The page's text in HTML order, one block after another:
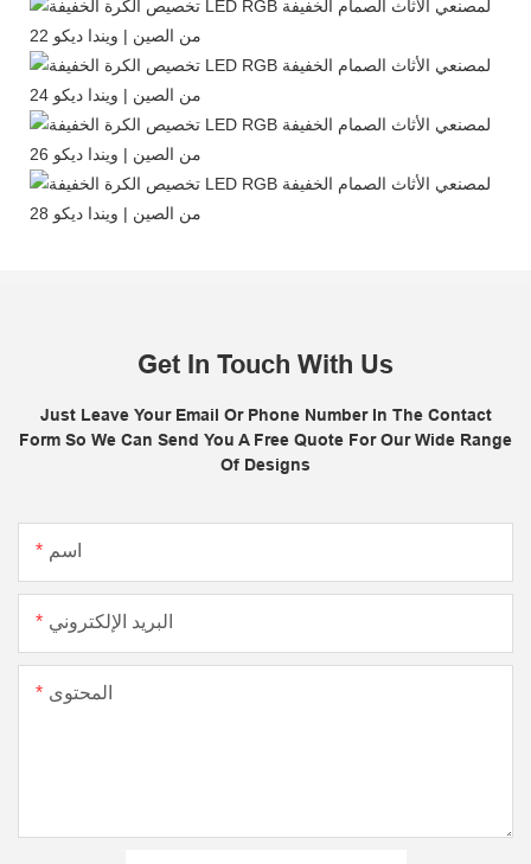
Get In Touch With Us
Just Leave Your Email Or Phone Number In The Contact
Form So We Can Send You A Free Quote For Our Wide Range
Of Designs
اسم
البريد الإلكتروني
المحتوى